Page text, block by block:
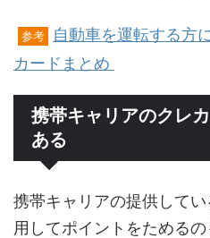
参考
自動車を運転する方
カードまとめ
携帯キャリアのクレ
ある
携帯キャリアの提供して
用してポイントをためる